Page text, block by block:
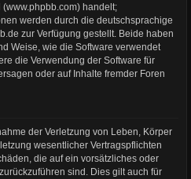
handelt;
werden durch die deutschsprachige
zur Verfügung gestellt. Beide haben
Weise, wie die Software verwendet
die Verwendung der Software für
oder auf Inhalte fremder Foren
der Verletzung von Leben, Körper
wesentlicher Vertragspflichten
die auf ein vorsätzliches oder
sind. Dies gilt auch für